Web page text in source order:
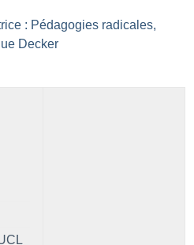
: Pédagogies radicales,
Decker